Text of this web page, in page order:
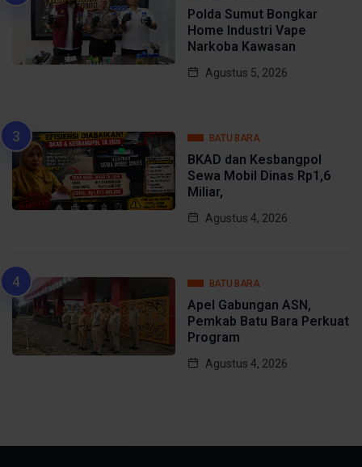
Polda Sumut Bongkar
Home Industri Vape
Narkoba Kawasan
Agustus 5, 2026
BATU BARA
BKAD dan Kesbangpol
Sewa Mobil Dinas Rp1,6
Miliar,
Agustus 4, 2026
BATU BARA
Apel Gabungan ASN,
Pemkab Batu Bara Perkuat
Program
Agustus 4, 2026